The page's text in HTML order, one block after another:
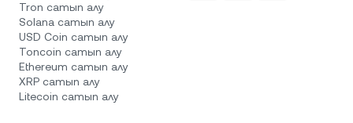
Tron сатып алу
Solana сатып алу
USD Coin сатып алу
Toncoin сатып алу
Ethereum сатып алу
XRP сатып алу
Litecoin сатып алу